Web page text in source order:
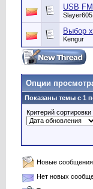
USB
Slayer605
Выбор
Kengur
Опции
Показаны темы с 1
Критерий сортировки
Новые сообщения
Нет новых